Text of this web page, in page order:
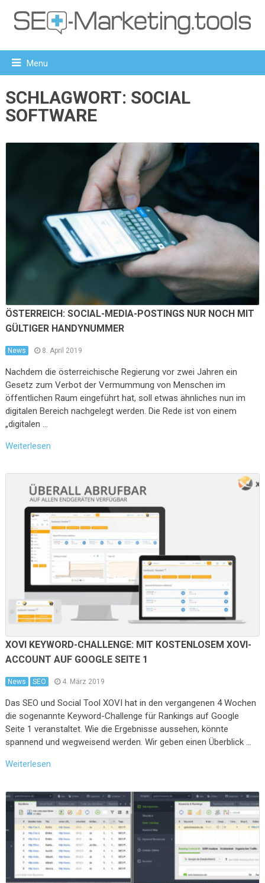
Menu
SCHLAGWORT: SOCIAL
SOFTWARE
ÖSTERREICH: SOCIAL-MEDIA-POSTINGS NUR NOCH MIT
GÜLTIGER HANDYNUMMER
News 8. April 2019
Nachdem die österreichische Regierung vor zwei Jahren ein
Gesetz zum Verbot der Vermummung von Menschen im
öffentlichen Raum eingeführt hat, soll etwas ähnliches nun im
digitalen Bereich nachgelegt werden. Die Rede ist von einem
„digitalen …
Weiterlesen
XOVI KEYWORD-CHALLENGE: MIT KOSTENLOSEM XOVI-
ACCOUNT AUF GOOGLE SEITE 1
News SEO 4. März 2019
Das SEO und Social Tool XOVI hat in den vergangenen 4 Wochen
die sogenannte Keyword-Challenge für Rankings auf Google
Seite 1 veranstaltet. Wie die Ergebnisse aussehen, könnte
spannend und wegweisend werden. Wir geben einen Überblick …
Weiterlesen